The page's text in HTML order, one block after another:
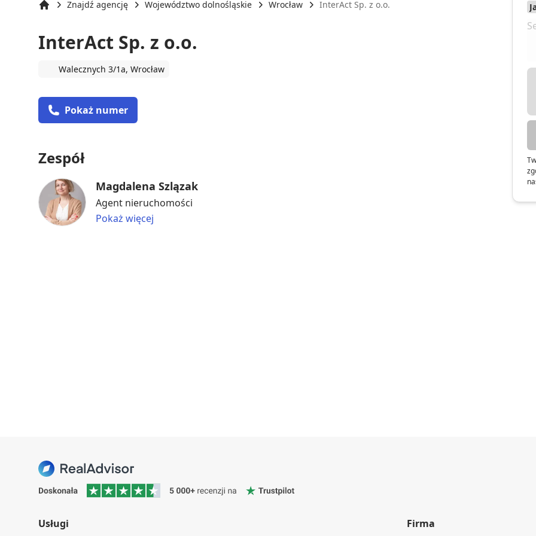
Znajdź agencję Województwo dolnośląskie Wrocław InterAct Sp. z o.o.
InterAct Sp. z o.o.
Walecznych 3/1a, Wrocław
Pokaż numer
Zespół
Magdalena Szlązak
Agent nieruchomości
Pokaż więcej
Usługi Firma